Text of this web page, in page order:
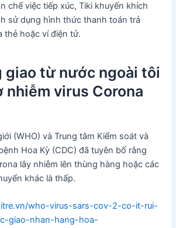
chế việc tiếp xúc, Tiki khuyến khích
sử dụng hình thức thanh toán trả
thẻ hoặc ví điện tử.
giao từ nước ngoài tôi
nhiễm virus Corona
(WHO) và Trung tâm Kiểm soát và
Hoa Kỳ (CDC) đã tuyên bố rằng
lây nhiễm lên thùng hàng hoặc các
khác là thấp.
who-virus-sars-cov-2-co-it-rui-
giao-nhan-hang-hoa-